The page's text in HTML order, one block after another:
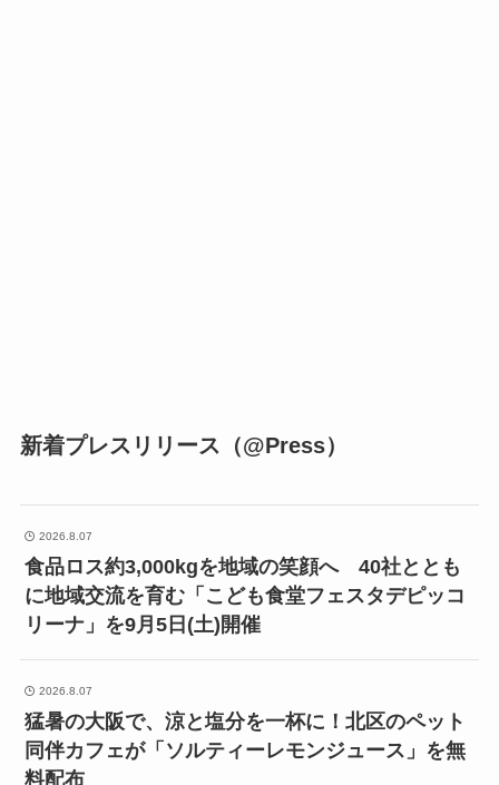
新着プレスリリース（@Press）
2026.8.07
食品ロス約3,000kgを地域の笑顔へ 40社ととも
に地域交流を育む「こども食堂フェスタデピッコ
リーナ」を9月5日(土)開催
2026.8.07
猛暑の大阪で、涼と塩分を一杯に！北区のペット
同伴カフェが「ソルティーレモンジュース」を無
料配布